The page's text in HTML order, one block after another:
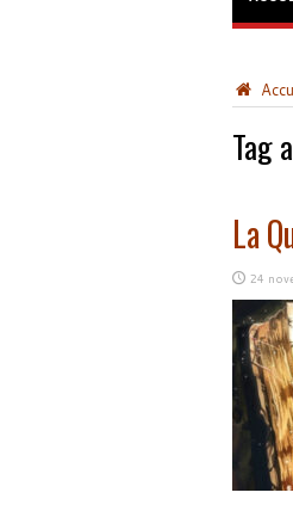
Tag
La
24